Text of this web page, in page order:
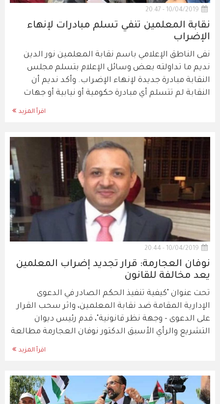
10/04/2019 - 20:47
نقابة المعلمين تنفي تسلم مبادرات لإنهاء
الإضراب
نفى الناطق الإعلامي باسم نقابة المعلمين نور الدين
نديم ما تداولته بعض وسائل الإعلام بتسلم مجلس
النقابة مبادرة جديدة لإنهاء الإضراب. وأكد نديم أن
النقابة لم تتسلم أي مبادرة حكومية أو نيابية أو جهات
اقرأ المزيد
10/04/2019 - 20:44
نوفان العجارمة: قرار تجديد إضراب المعلمين
يعد مخالفة للقانون
تحت عنوان "كيفية تنفيذ الحكم الصادر في الدعوى
الإدارية المقامة ضد نقابة المعلمين، واثر سحب القرار
على الدعوى - وجهة نظر قانونية"، قدم رئيس ديوان
التشريع والرأي الأسبق الدكتور نوفان العجارمة مطالعة
اقرأ المزيد